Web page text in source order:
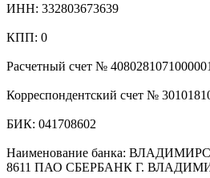
ИНН: 332803673639
КПП: 0
Расчетный счет №
Корреспондентский счет №
БИК: 041708602
Наименование банка:
8611 ПАО СБЕРБАНК Г.